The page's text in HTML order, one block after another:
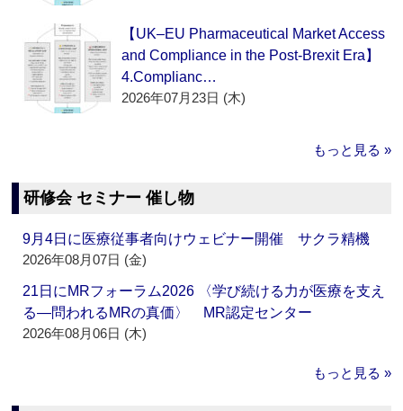
【UK–EU Pharmaceutical Market Access
and Compliance in the Post-Brexit Era】
4.Complianc…
2026年07月23日 (木)
もっと見る »
研修会 セミナー 催し物
9月4日に医療従事者向けウェビナー開催 サクラ精機
2026年08月07日 (金)
21日にMRフォーラム2026 〈学び続ける力が医療を支え
る―問われるMRの真価〉 MR認定センター
2026年08月06日 (木)
もっと見る »